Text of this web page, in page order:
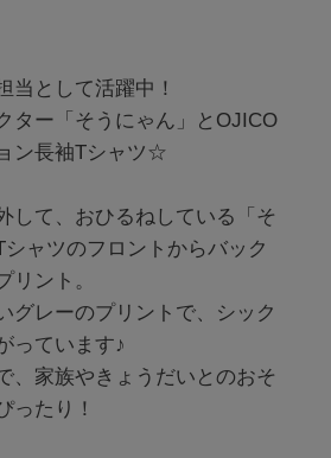
当として活躍中！
ター「そうにゃん」とOJICO
ン長袖Tシャツ☆
して、おひるねしている「そ
シャツのフロントからバック
リント。
グレーのプリントで、シック
っています♪
、家族やきょうだいとのおそ
ったり！